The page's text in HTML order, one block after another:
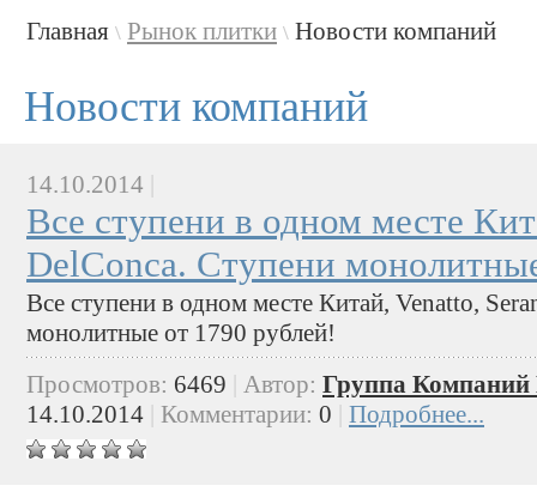
Главная \ Рынок плитки \ Новости компаний
Новости компаний
14.10.2014
Все ступени в одном месте
DelConca. Ступени
Все ступени в одном месте Китай, Venatto,
монолитные от 1790 рублей!
Просмотров: 6469 Автор: Группа Компаний
14.10.2014
Комментарии: 0 Подробнее...